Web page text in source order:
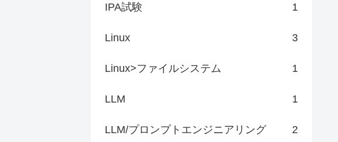
IPA試験 1
Linux 3
Linux>ファイルシステム 1
LLM 1
LLM/プロンプトエンジニアリング 2